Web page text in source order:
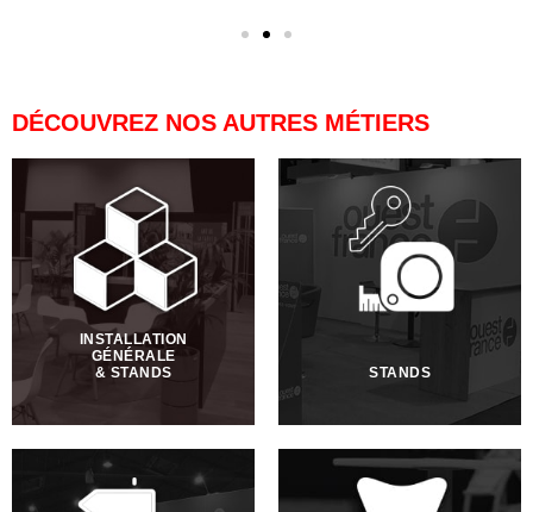
DÉCOUVREZ NOS AUTRES MÉTIERS
INSTALLATION
GÉNÉRALE
& STANDS
En savoir +
STANDS
En savoir +